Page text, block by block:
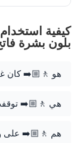
كيفية
بلون بشرة
هو 🚶🏼‍➡️ كان
هي 🚶🏼‍➡️
هم 🚶🏼‍➡️ على